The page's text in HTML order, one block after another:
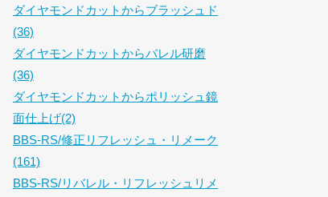
ダイヤモンドカットからブラッシュド
(36)
ダイヤモンドカットからバレル研磨
(36)
ダイヤモンドカットからポリッシュ鏡
面仕上げ(2)
BBS-RS/修正リフレッシュ・リメーク
(161)
BBS-RS/リバレル・リフレッシュリメ